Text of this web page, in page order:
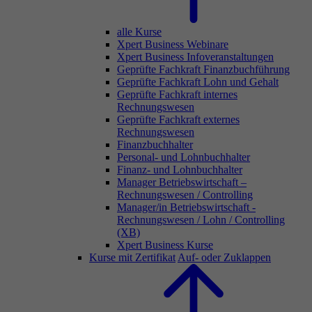
alle Kurse
Xpert Business Webinare
Xpert Business Infoveranstaltungen
Geprüfte Fachkraft Finanzbuchführung
Geprüfte Fachkraft Lohn und Gehalt
Geprüfte Fachkraft internes
Rechnungswesen
Geprüfte Fachkraft externes
Rechnungswesen
Finanzbuchhalter
Personal- und Lohnbuchhalter
Finanz- und Lohnbuchhalter
Manager Betriebswirtschaft –
Rechnungswesen / Controlling
Manager/in Betriebswirtschaft -
Rechnungswesen / Lohn / Controlling
(XB)
Xpert Business Kurse
Kurse mit Zertifikat Auf- oder Zuklappen